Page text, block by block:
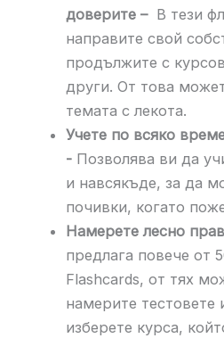
доверите – В тези
направите свой
продължите с
други. От това
темата с лекота.
Учете по всяко
- Позволява ви да
и навсякъде, за да
почивки, когато
Намерете лесно
предлага повече от
Flashcards, от тях
намерите
изберете курса,